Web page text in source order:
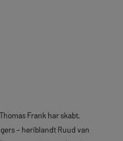
Frank har skabt,
– heriblandt Ruud van